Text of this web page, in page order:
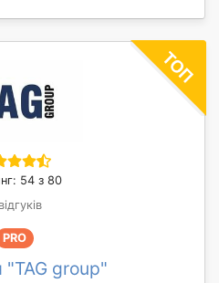
54 з 80
PRO
"TAG group"